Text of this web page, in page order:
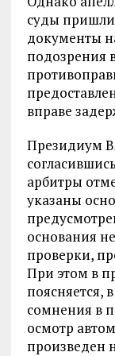
суды
документы
подозрения
вправе
Президиум
арбитры
указаны
основания
проверки,
При этом в
поясняется,
сомнения в
осмотр
произведен